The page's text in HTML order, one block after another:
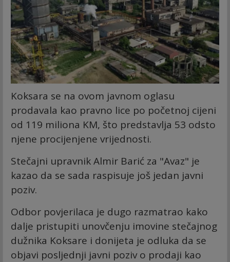
Koksara se na ovom javnom oglasu
prodavala kao pravno lice po početnoj cijeni
od 119 miliona KM, što predstavlja 53 odsto
njene procijenjene vrijednosti.
Stečajni upravnik Almir Barić za "Avaz" je
kazao da se sada raspisuje još jedan javni
poziv.
Odbor povjerilaca je dugo razmatrao kako
dalje pristupiti unovčenju imovine stečajnog
dužnika Koksare i donijeta je odluka da se
objavi posljednji javni poziv o prodaji kao